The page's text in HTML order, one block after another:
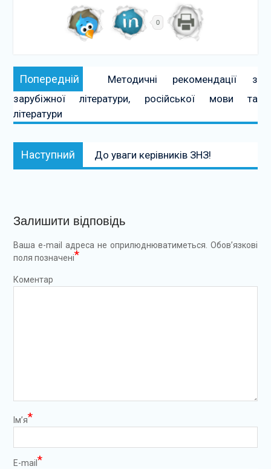
0
Навігація
записів
Попередній Попередній:
Методичні рекомендації з
зарубіжної літератури, російської мови та
літератури
Наступний Наступний:
До уваги керівників ЗНЗ!
Залишити відповідь
Ваша e-mail адреса не оприлюднюватиметься. Обов’язкові
поля позначені*
Коментар
Ім’я*
E-mail *